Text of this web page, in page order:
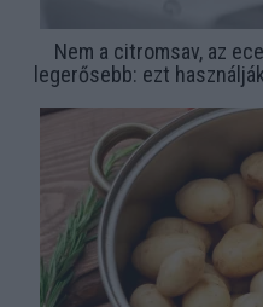
Nem a citromsav, az
legerősebb: ezt